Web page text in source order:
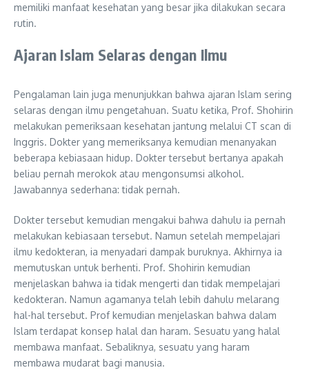
memiliki manfaat kesehatan yang besar jika dilakukan secara
rutin.
Ajaran Islam Selaras dengan Ilmu
Pengalaman lain juga menunjukkan bahwa ajaran Islam sering
selaras dengan ilmu pengetahuan. Suatu ketika, Prof. Shohirin
melakukan pemeriksaan kesehatan jantung melalui CT scan di
Inggris. Dokter yang memeriksanya kemudian menanyakan
beberapa kebiasaan hidup. Dokter tersebut bertanya apakah
beliau pernah merokok atau mengonsumsi alkohol.
Jawabannya sederhana: tidak pernah.
Dokter tersebut kemudian mengakui bahwa dahulu ia pernah
melakukan kebiasaan tersebut. Namun setelah mempelajari
ilmu kedokteran, ia menyadari dampak buruknya. Akhirnya ia
memutuskan untuk berhenti. Prof. Shohirin kemudian
menjelaskan bahwa ia tidak mengerti dan tidak mempelajari
kedokteran. Namun agamanya telah lebih dahulu melarang
hal-hal tersebut. Prof kemudian menjelaskan bahwa dalam
Islam terdapat konsep halal dan haram. Sesuatu yang halal
membawa manfaat. Sebaliknya, sesuatu yang haram
membawa mudarat bagi manusia.